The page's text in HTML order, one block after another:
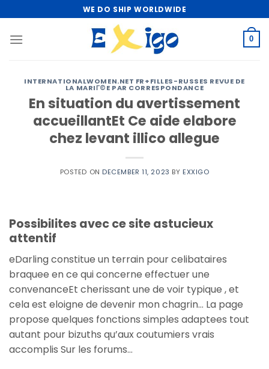
to
content
WE DO SHIP WORLDWIDE
0
INTERNATIONALWOMEN.NET FR+FILLES-RUSSES REVUE DE
LA MARIГ©E PAR CORRESPONDANCE
En situation du avertissement
accueillantEt Ce aide elabore
chez levant illico allegue
POSTED ON DECEMBER 11, 2023 BY EXXIGO
Possibilites avec ce site astucieux
attentif
eDarling constitue un terrain pour celibataires
braquee en ce qui concerne effectuer une
convenanceEt cherissant une de voir typique , et
cela est eloigne de devenir mon chagrin… La page
propose quelques fonctions simples adaptees tout
autant pour bizuths qu’aux coutumiers vrais
accomplis Sur les forums…